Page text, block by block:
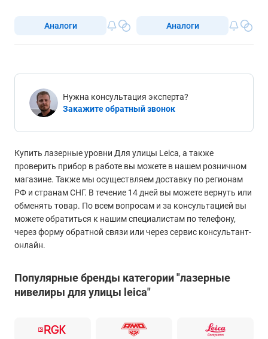
Аналоги Аналоги
Нужна консультация эксперта?
Закажите обратный звонок
Купить лазерные уровни Для улицы Leica, а также
проверить прибор в работе вы можете в нашем розничном
магазине. Также мы осуществляем доставку по регионам
РФ и странам СНГ. В течение 14 дней вы можете вернуть или
обменять товар. По всем вопросам и за консультацией вы
можете обратиться к нашим специалистам по телефону,
через форму обратной связи или через сервис консультант-
онлайн.
Популярные бренды категории "лазерные
нивелиры для улицы leica"